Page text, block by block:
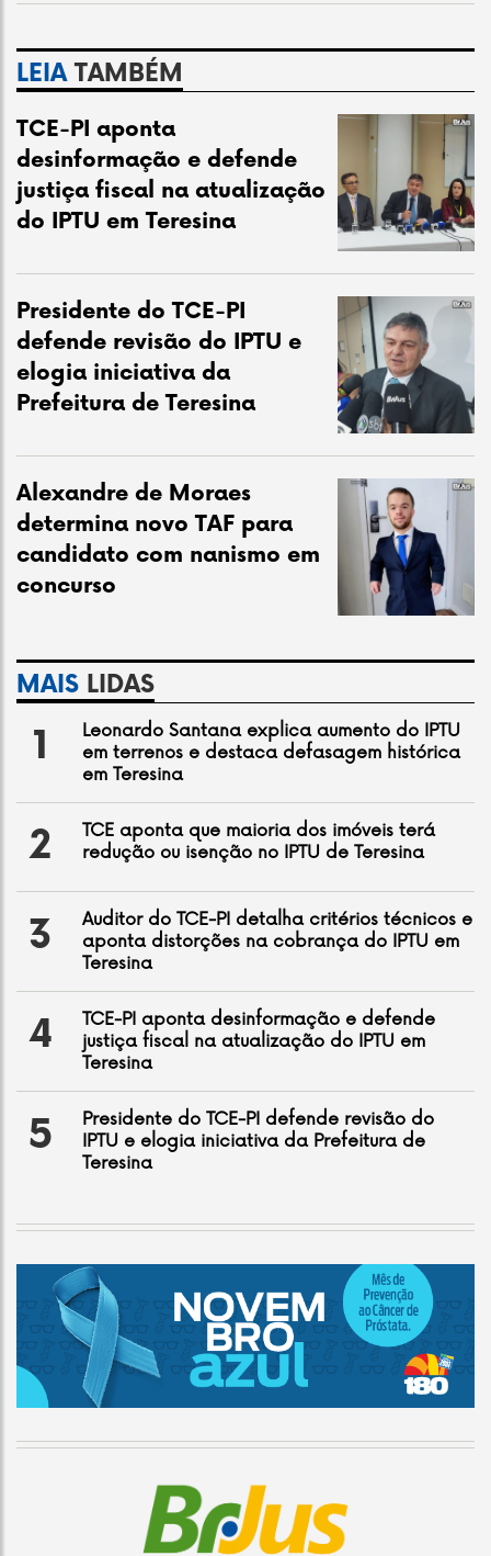
LEIATAMBÉM
TCE-PI aponta
desinformação e defende
justiça fiscal na atualização
do IPTU em Teresina
Presidente do TCE-PI
defende revisão do IPTU e
elogia iniciativa da
Prefeitura de Teresina
Alexandre de Moraes
determina novo TAF para
candidato com nanismo em
concurso
MAIS LIDAS
1
Leonardo Santana explica aumento do IPTU
em terrenos e destaca defasagem histórica
em Teresina
2
TCE aponta que maioria dos imóveis terá
redução ou isenção no IPTU de Teresina
3
Auditor do TCE-PI detalha critérios técnicos e
aponta distorções na cobrança do IPTU em
Teresina
4
TCE-PI aponta desinformação e defende
justiça fiscal na atualização do IPTU em
Teresina
5
Presidente do TCE-PI defende revisão do
IPTU e elogia iniciativa da Prefeitura de
Teresina